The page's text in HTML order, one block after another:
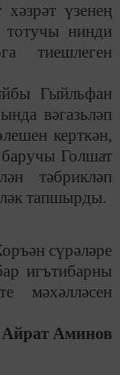
үзенең
тотучы нинди
тиешлеген
Гыйльфан
вәгазьләп
керткән,
Голшат
тәбрикләп
тапшырды.
сүрәләре
игътибарны
мәхәлләсен
Айрат Аминов